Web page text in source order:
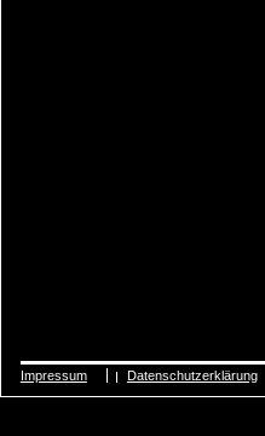
Impressum Datenschutzerklärung